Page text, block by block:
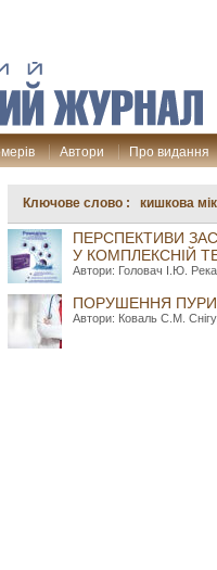
Автори Про видання
Ключове слово : кишкова
ПЕРСПЕКТИВИ
У КОМПЛЕКСНІЙ
Автори: Головач І.Ю.
ПОРУШЕННЯ
Автори: Коваль С.М.